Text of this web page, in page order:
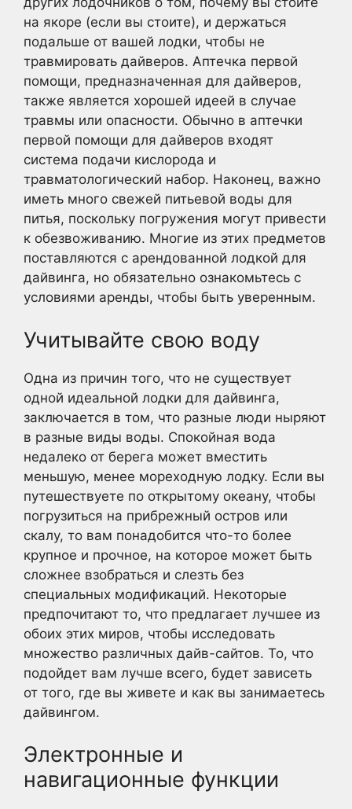
на якоре (если вы стоите), и держаться
подальше от вашей лодки, чтобы не
травмировать дайверов. Аптечка первой
помощи, предназначенная для дайверов,
также является хорошей идеей в случае
травмы или опасности. Обычно в аптечки
первой помощи для дайверов входят
система подачи кислорода и
травматологический набор. Наконец, важно
иметь много свежей питьевой воды для
питья, поскольку погружения могут привести
к обезвоживанию. Многие из этих предметов
поставляются с арендованной лодкой для
дайвинга, но обязательно ознакомьтесь с
условиями аренды, чтобы быть уверенным.
Учитывайте свою воду
Одна из причин того, что не существует
одной идеальной лодки для дайвинга,
заключается в том, что разные люди ныряют
в разные виды воды. Спокойная вода
недалеко от берега может вместить
меньшую, менее мореходную лодку. Если вы
путешествуете по открытому океану, чтобы
погрузиться на прибрежный остров или
скалу, то вам понадобится что-то более
крупное и прочное, на которое может быть
сложнее взобраться и слезть без
специальных модификаций. Некоторые
предпочитают то, что предлагает лучшее из
обоих этих миров, чтобы исследовать
множество различных дайв-сайтов. То, что
подойдет вам лучше всего, будет зависеть
от того, где вы живете и как вы занимаетесь
дайвингом.
Электронные и
навигационные функции